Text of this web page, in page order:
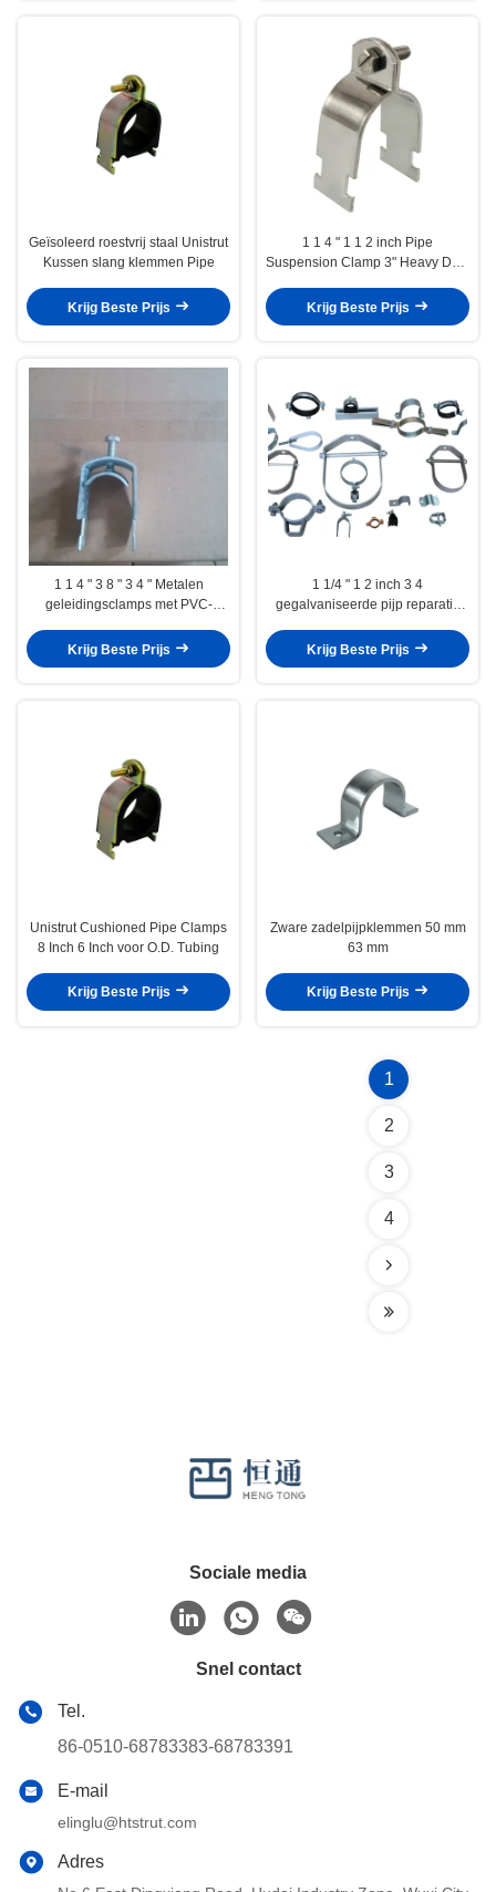
Geïsoleerd roestvrij staal Unistrut
Kussen slang klemmen Pipe
Krijg Beste Prijs
1 1 4 " 1 1 2 inch Pipe
Suspension Clamp 3" Heavy Duty
Krijg Beste Prijs
1 1 4 " 3 8 " 3 4 " Metalen
geleidingsclamps met PVC-
Krijg Beste Prijs
1 1/4 " 1 2 inch 3 4
gegalvaniseerde pijp reparatie
Krijg Beste Prijs
Unistrut Cushioned Pipe Clamps
8 Inch 6 Inch voor O.D. Tubing
Krijg Beste Prijs
Zware zadelpijpklemmen 50 mm
63 mm
Krijg Beste Prijs
1
2
3
4
Sociale media
Snel contact
Tel.
86-0510-68783383-68783391
E-mail
elinglu@htstrut.com
Adres